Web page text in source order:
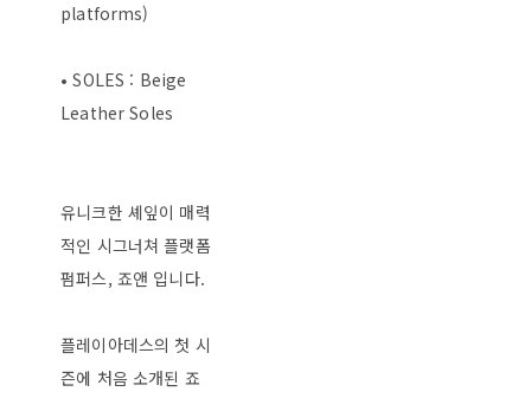
platforms)
• SOLES : Beige
Leather Soles
유니크한 셰잎이 매력
적인 시그너쳐 플랫폼
펌퍼스, 죠앤 입니다.
플레이아데스의 첫 시
즌에 처음 소개된 죠